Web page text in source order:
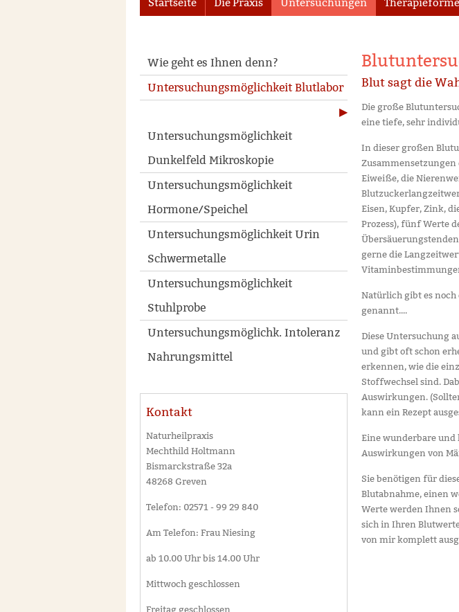
Wie geht es Ihnen denn?
Untersuchungsmöglichkeit Blutlabor
Untersuchungsmöglichkeit
Dunkelfeld Mikroskopie
Untersuchungsmöglichkeit
Hormone/Speichel
Untersuchungsmöglichkeit Urin
Schwermetalle
Untersuchungsmöglichkeit
Stuhlprobe
Untersuchungsmöglichk. Intoleranz
Nahrungsmittel
Kontakt
Naturheilpraxis
Mechthild Holtmann
Bismarckstraße 32a
48268 Greven
Telefon: 02571 - 99 29 840
Am Telefon: Frau Niesing
ab 10.00 Uhr bis 14.00 Uhr
Mittwoch geschlossen
Freitag geschlossen
Blut sagt die
Die große
eine tiefe, sehr
In dieser großen
Zusammensetzungen
Eiweiße, die
Eisen, Kupfer, Zink,
Prozess), fünf Werte
gerne die
Natürlich gibt es
genannt....
Diese Untersuchung
und gibt oft schon
erkennen, wie die
Stoffwechsel sind.
Auswirkungen.
kann ein Rezept
Eine wunderbare
Auswirkungen von
Sie benötigen für
Blutabnahme, einen
Werte werden Ihnen
sich in Ihren
von mir komplett